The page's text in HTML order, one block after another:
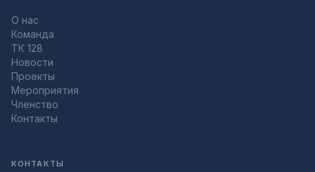
О нас
Команда
ТК 128
Новости
Проекты
Мероприятия
Членство
Контакты
КОНТАКТЫ